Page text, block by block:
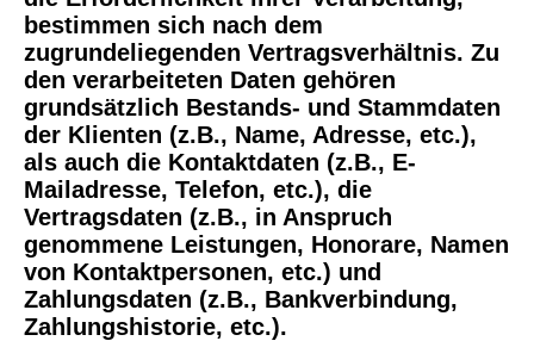
bestimmen sich nach dem
zugrundeliegenden Vertragsverhältnis. Zu
den verarbeiteten Daten gehören
grundsätzlich Bestands- und Stammdaten
der Klienten (z.B., Name, Adresse, etc.),
als auch die Kontaktdaten (z.B., E-
Mailadresse, Telefon, etc.), die
Vertragsdaten (z.B., in Anspruch
genommene Leistungen, Honorare, Namen
von Kontaktpersonen, etc.) und
Zahlungsdaten (z.B., Bankverbindung,
Zahlungshistorie, etc.).